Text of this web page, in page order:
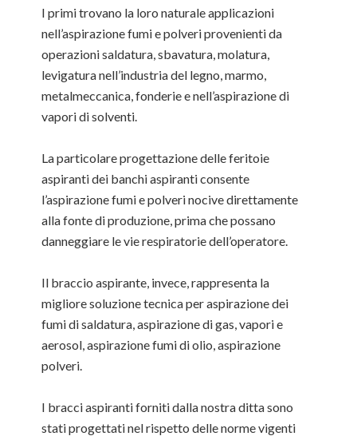
I primi trovano la loro naturale applicazioni
nell’aspirazione fumi e polveri provenienti da
operazioni saldatura, sbavatura, molatura,
levigatura nell’industria del legno, marmo,
metalmeccanica, fonderie e nell’aspirazione di
vapori di solventi.
La particolare progettazione delle feritoie
aspiranti dei banchi aspiranti consente
l’aspirazione fumi e polveri nocive direttamente
alla fonte di produzione, prima che possano
danneggiare le vie respiratorie dell’operatore.
Il braccio aspirante, invece, rappresenta la
migliore soluzione tecnica per aspirazione dei
fumi di saldatura, aspirazione di gas, vapori e
aerosol, aspirazione fumi di olio, aspirazione
polveri.
I bracci aspiranti forniti dalla nostra ditta sono
stati progettati nel rispetto delle norme vigenti